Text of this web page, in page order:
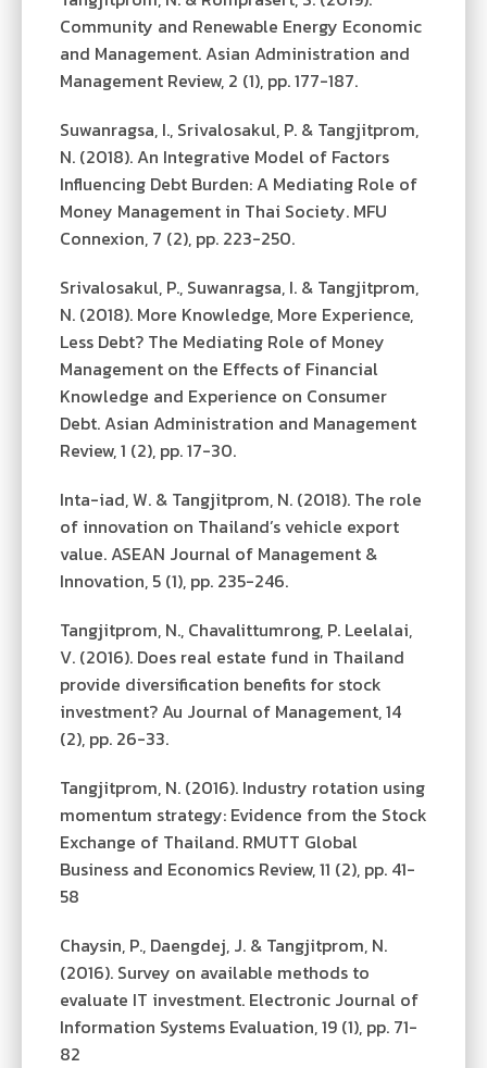
Community and Renewable Energy Economic
and Management. Asian Administration and
Management Review, 2 (1), pp. 177-187.
Suwanragsa, I., Srivalosakul, P. & Tangjitprom,
N. (2018). An Integrative Model of Factors
Influencing Debt Burden: A Mediating Role of
Money Management in Thai Society. MFU
Connexion, 7 (2), pp. 223-250.
Srivalosakul, P., Suwanragsa, I. & Tangjitprom,
N. (2018). More Knowledge, More Experience,
Less Debt? The Mediating Role of Money
Management on the Effects of Financial
Knowledge and Experience on Consumer
Debt. Asian Administration and Management
Review, 1 (2), pp. 17-30.
Inta-iad, W. & Tangjitprom, N. (2018). The role
of innovation on Thailand’s vehicle export
value. ASEAN Journal of Management &
Innovation, 5 (1), pp. 235-246.
Tangjitprom, N., Chavalittumrong, P. Leelalai,
V. (2016). Does real estate fund in Thailand
provide diversification benefits for stock
investment? Au Journal of Management, 14
(2), pp. 26-33.
Tangjitprom, N. (2016). Industry rotation using
momentum strategy: Evidence from the Stock
Exchange of Thailand. RMUTT Global
Business and Economics Review, 11 (2), pp. 41-
58
Chaysin, P., Daengdej, J. & Tangjitprom, N.
(2016). Survey on available methods to
evaluate IT investment. Electronic Journal of
Information Systems Evaluation, 19 (1), pp. 71-
82